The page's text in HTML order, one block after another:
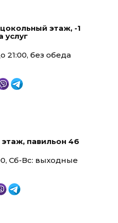
этаж, -1
услуг
21:00, без обеда
этаж, павильон 46
Сб-Вс: выходные